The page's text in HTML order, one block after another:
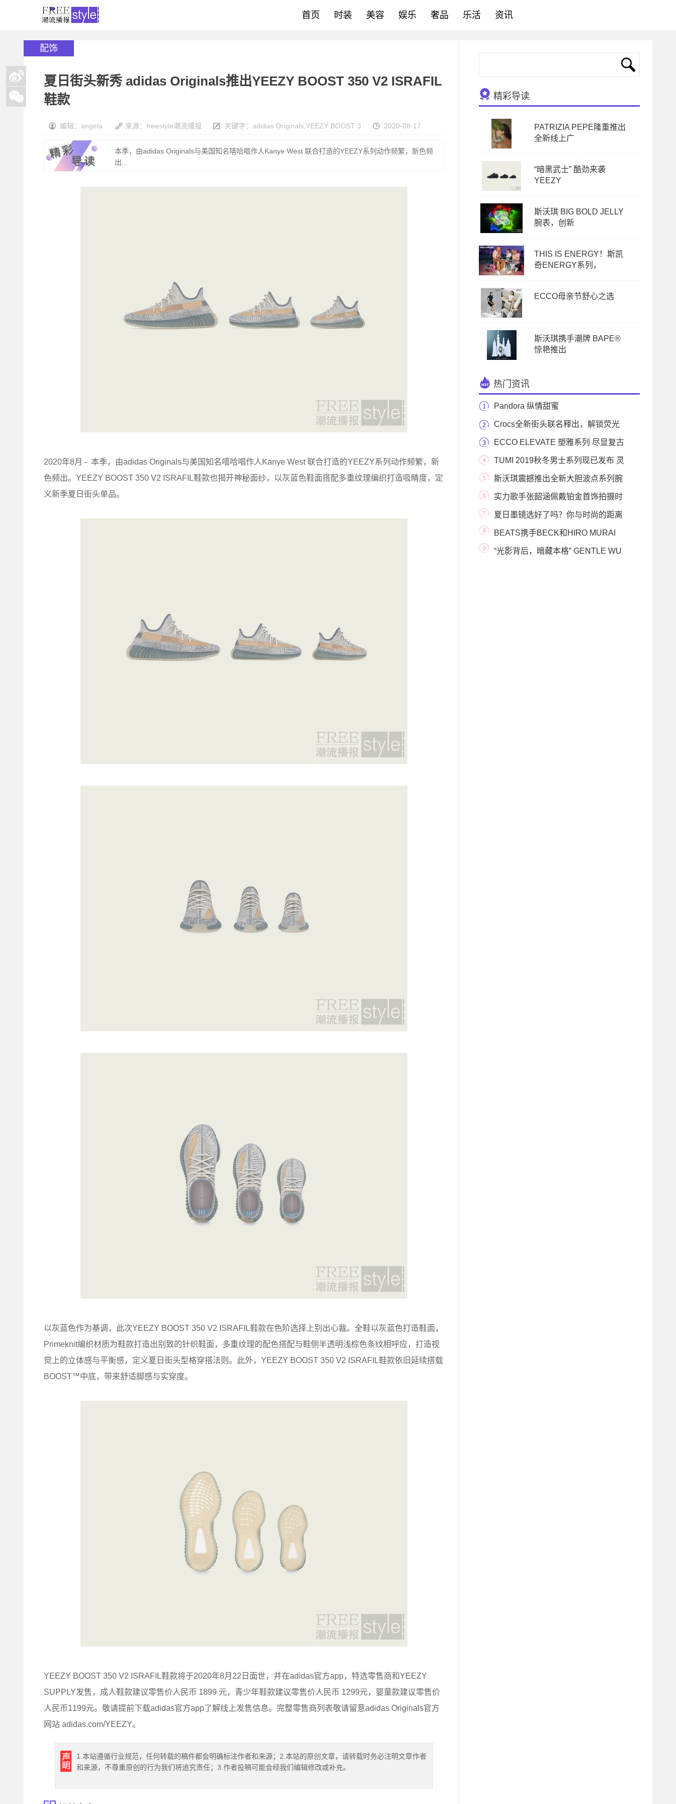
首页 时装 美容 娱乐 奢品 乐活 资讯
配饰
夏日街头新秀 adidas Originals推出YEEZY BOOST 350 V2 ISRAFIL
鞋款
编辑：angela 来源：freestyle潮流播报 关键字： adidas Originals YEEZY BOOST 3 2020-08-17
本季，由adidas Originals与美国知名嘻哈唱作人Kanye West 联合打造的YEEZY系列动作频繁，新色频
出...
2020年8月 - 本季，由adidas Originals与美国知名嘻哈唱作人Kanye West 联合打造的YEEZY系列动作频繁，新
色频出。YEEZY BOOST 350 V2 ISRAFIL鞋款也揭开神秘面纱，以灰蓝色鞋面搭配多重纹理编织打造吸睛度，定
义新季夏日街头单品。
以灰蓝色作为基调，此次YEEZY BOOST 350 V2 ISRAFIL鞋款在色阶选择上别出心裁。全鞋以灰蓝色打造鞋面，
Primeknit编织材质为鞋款打造出别致的针织鞋面，多重纹理的配色搭配与鞋侧半透明浅棕色条纹相呼应，打造视
觉上的立体感与平衡感，定义夏日街头型格穿搭法则。此外，YEEZY BOOST 350 V2 ISRAFIL鞋款依旧延续搭载
BOOST™中底，带来舒适脚感与实穿度。
YEEZY BOOST 350 V2 ISRAFIL鞋款将于2020年8月22日面世，并在adidas官方app，特选零售商和YEEZY
SUPPLY发售，成人鞋款建议零售价人民币 1899 元，青少年鞋款建议零售价人民币 1299元，婴童款建议零售价
人民币1199元。敬请提前下载adidas官方app了解线上发售信息。完整零售商列表敬请留意adidas Originals官方
网站 adidas.com/YEEZY。
1.本站遵循行业规范，任何转载的稿件都会明确标注作者和来源；2.本站的原创文章，请转载时务必注明文章作者
和来源，不尊重原创的行为我们将追究责任；3.作者投稿可能会经我们编辑修改或补充。
精彩导读
PATRIZIA PEPE隆重推出
全新线上广
“暗黑武士” 酷劲来袭
YEEZY
斯沃琪 BIG BOLD JELLY
腕表，创新
THIS IS ENERGY！斯凯
奇ENERGY系列，
ECCO母亲节舒心之选
斯沃琪携手潮牌 BAPE®
惊艳推出
热门资讯
Pandora 纵情甜蜜
Crocs全新街头联名释出，解锁荧光
潮流新灵感
ECCO ELEVATE 塑雅系列 尽显复古
文艺质感TUMI 2019秋冬男士系列现已发布 灵
感之旅 自在随心
斯沃琪震撼推出全新大胆波点系列腕
表 实力歌手张韶涵佩戴铂金首饰拍摄时
尚大片 展现
夏日墨镜选好了吗？你与时尚的距离
只差一副浅
BEATS携手BECK和HIRO MURAI
打造由世界顶级运动健将出
“光影背后，暗藏本格” GENTLE WU